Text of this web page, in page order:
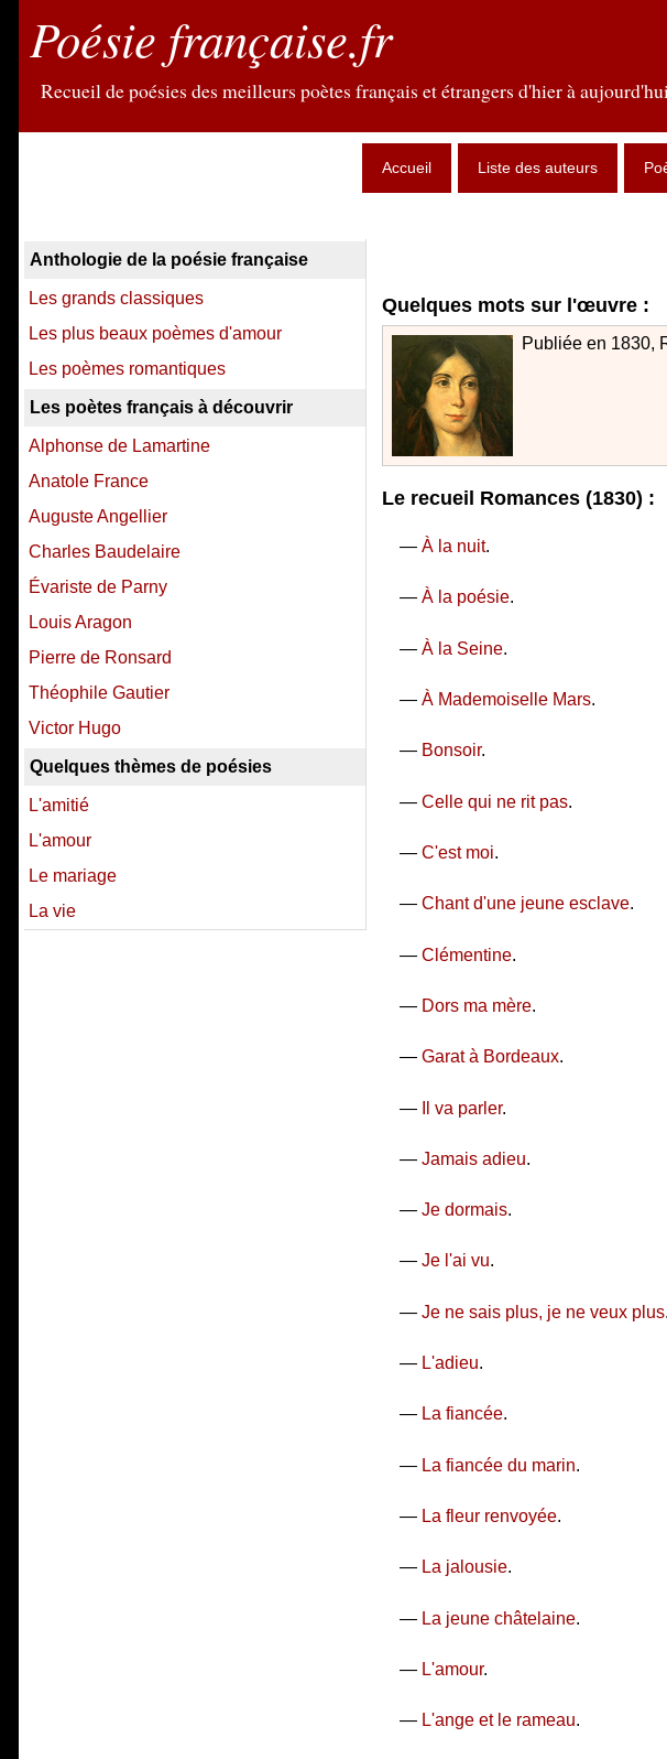
Poésie française.fr
Recueil de poésies des meilleurs poètes français et étrangers d'hier à
Accueil Liste des auteurs
Quelques mots sur l'œuvre :
Publiée en 1830,
Le recueil Romances (1830) :
— À la nuit.
— À la poésie.
— À la Seine.
— À Mademoiselle Mars.
— Bonsoir.
— Celle qui ne rit pas.
— C'est moi.
— Chant d'une jeune esclave.
— Clémentine.
— Dors ma mère.
— Garat à Bordeaux.
— Il va parler.
— Jamais adieu.
— Je dormais.
— Je l'ai vu.
— Je ne sais plus, je ne veux plus.
— L'adieu.
— La fiancée.
— La fiancée du marin.
— La fleur renvoyée.
— La jalousie.
— La jeune châtelaine.
— L'amour.
— L'ange et le rameau.
Anthologie de la poésie française
Les grands classiques
Les plus beaux poèmes d'amour
Les poèmes romantiques
Les poètes français à découvrir
Alphonse de Lamartine
Anatole France
Auguste Angellier
Charles Baudelaire
Évariste de Parny
Louis Aragon
Pierre de Ronsard
Théophile Gautier
Victor Hugo
Quelques thèmes de poésies
L'amitié
L'amour
Le mariage
La vie